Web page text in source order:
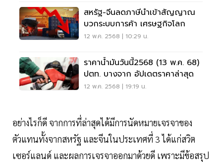
สหรัฐ-จีนลดภาษีนำเข้าสัญญาณ
บวกระบบการค้า เศรษฐกิจโลก
12 พ.ค. 2568 | 10:29 น.
ราคาน้ำมันวันนี้2568 (13 พ.ค. 68)
ปตท. บางจาก อัปเดตราคาล่าสุด
12 พ.ค. 2568 | 19:19 น.
อย่างไรก็ดี จากการที่ล่าสุดได้มีการนัดหมายเจรจาของ
ตัวแทนทั้งจากสหรัฐ และจีนในประเทศที่ 3 ได้แก่สวิต
เซอร์แลนด์ และผลการเจรจาออกมาด้วยดี เพราะมีข้อสรุป